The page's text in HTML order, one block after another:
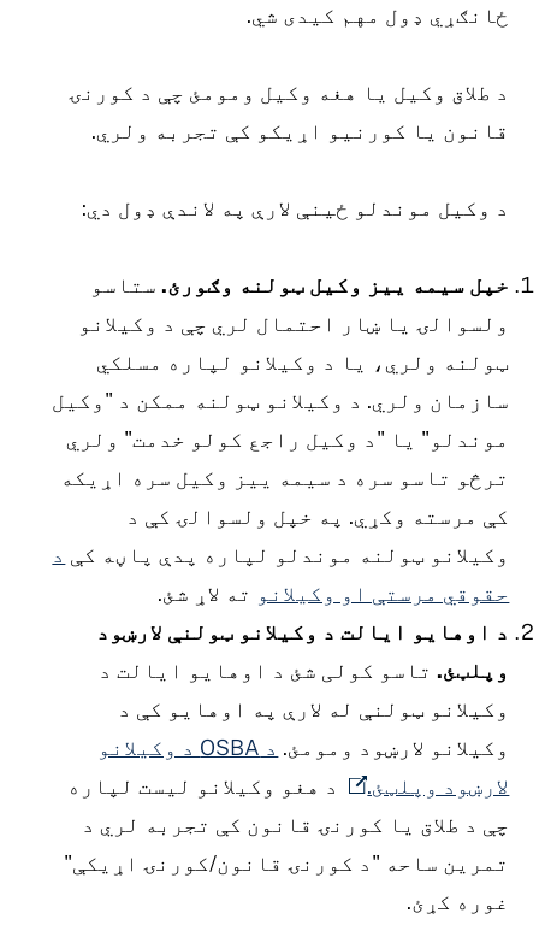
ځانګړي ډول مهم کیدی شي.
د طلاق وکیل یا هغه وکیل ومومئ چې د کورنۍ
قانون یا کورنیو اړیکو کې تجربه ولري.
د وکیل موندلو ځینې لارې په لاندې ډول دي:
خپل سیمه ییز وکیل ټولنه وګورئ. ستاسو
ولسوالۍ یا ښار احتمال لري چې د وکیلانو
ټولنه ولري، یا د وکیلانو لپاره مسلکي
سازمان ولري. د وکیلانو ټولنه ممکن د "وکیل
موندلو" یا "د وکیل راجع کولو خدمت" ولري
ترڅو تاسو سره د سیمه ییز وکیل سره اړیکه
کې مرسته وکړي. په خپل ولسوالۍ کې د
وکیلانو ټولنه موندلو لپاره پدې پاڼه کې د
حقوقي مرستې او وکیلانوته لاړ شئ.
د اوهایو ایالت د وکیلانو ټولنې لارښود
وپلټئ.تاسو کولی شئ د اوهایو ایالت د
وکیلانو ټولنې له لارې په اوهایو کې د
وکیلانو لارښود ومومئ.
د OSBA د وکیلانو
لارښود وپلټئ.
د هغو وکیلانو لیست لپاره
چې د طلاق یا کورنۍ قانون کې تجربه لري د
تمرین ساحه "د کورنۍ قانون/کورنۍ اړیکې"
غوره کړئ.